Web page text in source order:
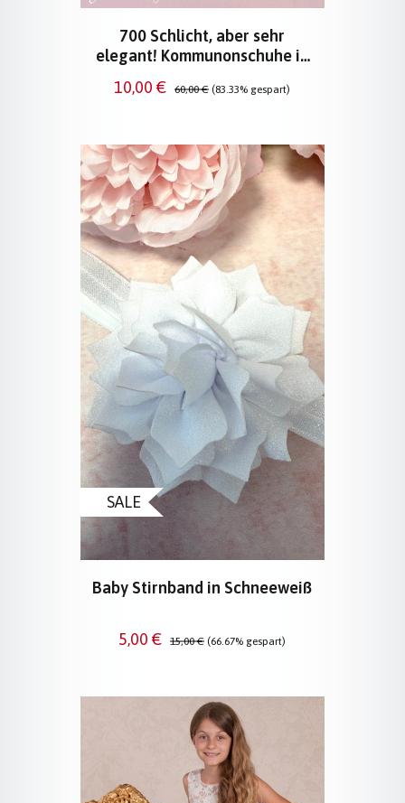
700 Schlicht, aber sehr
elegant! Kommunonschuhe in
Verkaufspreis:
10,00 € Regulärer Preis:
60,00 € (83.33% gespart)
SALE
Baby Stirnband in Schneeweiß
Verkaufspreis:
5,00 € Regulärer Preis:
15,00 € (66.67% gespart)